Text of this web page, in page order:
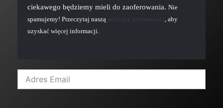
ciekawego będziemy mieli do zaoferowania. Nie
spamujemy! Przeczytaj naszą politykę prywatności , aby
uzyskać więcej informacji.